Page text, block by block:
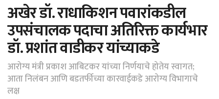
अखेर डॉ. राधाकिशन पवारांकडील
उपसंचालक पदाचा अतिरिक्त कार्यभार
डॉ. प्रशांत वाडीकर यांच्याकडे
आरोग्य मंत्री प्रकाश आबिटकर यांच्या निर्णयाचे होतेय स्वागत;
आता निलंबन आणि बडतर्फीच्या कारवाईकडे आरोग्य विभागाचे
लक्ष